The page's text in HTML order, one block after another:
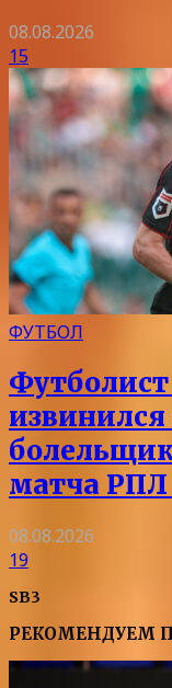
08.08.2026
15
ФУТБОЛ
извинился
матча РПЛ
08.08.2026
19
SB3
РЕКОМЕНДУЕМ